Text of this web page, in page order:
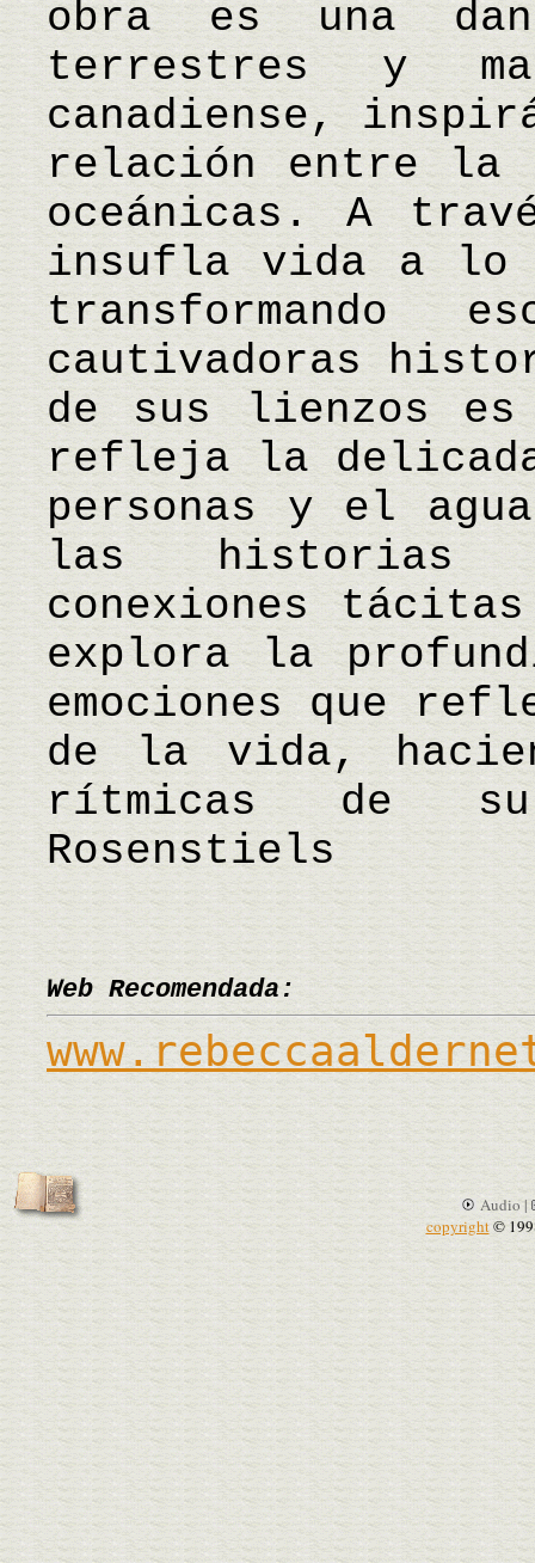
obra es una
terrestres y
canadiense,
relación entre la
oceánicas. A
insufla vida a lo
transformando
cautivadoras
de sus lienzos es
refleja la
personas y el
las historias
conexiones
explora la
emociones que
de la vida,
rítmicas de
Rosenstiels
Web Recomendada:
Audio |
copyright©